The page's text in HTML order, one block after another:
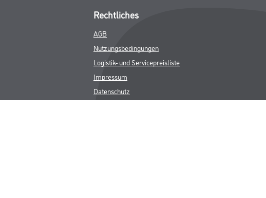
Rechtliches
AGB
Nutzungsbedingungen
Logistik- und Servicepreisliste
Impressum
Datenschutz